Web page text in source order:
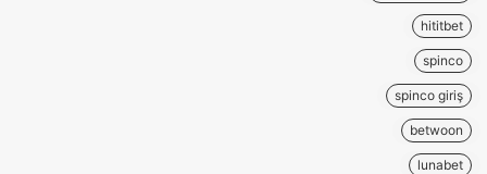
hititbet
spinco
spinco giriş
betwoon
lunabet